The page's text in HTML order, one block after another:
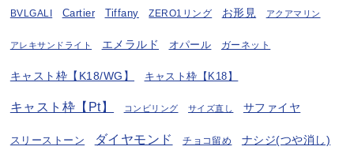
BVLGALI Cartier Tiffany ZERO1リング お形見 アクアマリン
アレキサンドライト エメラルド オパール ガーネット
キャスト枠【K18/WG】 キャスト枠【K18】
キャスト枠【Pt】 コンビリング サイズ直し サファイヤ
スリーストーン ダイヤモンド チョコ留め ナシジ(つや消し)